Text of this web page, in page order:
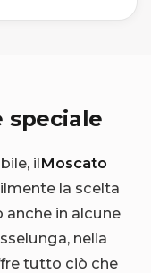
speciale
ilMoscato
la scelta
anche in alcune
nella
tutto ciò che